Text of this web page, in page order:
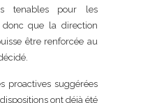
tenables pour les
donc que la direction
être renforcée au
proactives suggérées
ont déjà été